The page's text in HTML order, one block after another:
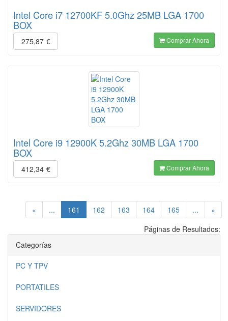
Intel Core i7 12700KF 5.0Ghz 25MB LGA 1700
BOX
275,87 € Comprar Ahora
Intel Core i9 12900K 5.2Ghz 30MB LGA 1700
BOX
412,34 € Comprar Ahora
« ... 161 (current)
162 163 164 165 ...
»
Páginas de Resultados:
Categorías
PC Y TPV
PORTATILES
SERVIDORES